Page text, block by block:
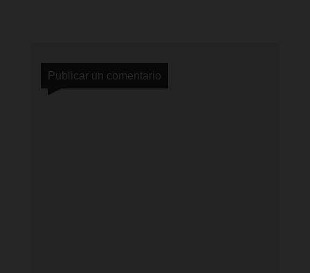
Publicar un comentario